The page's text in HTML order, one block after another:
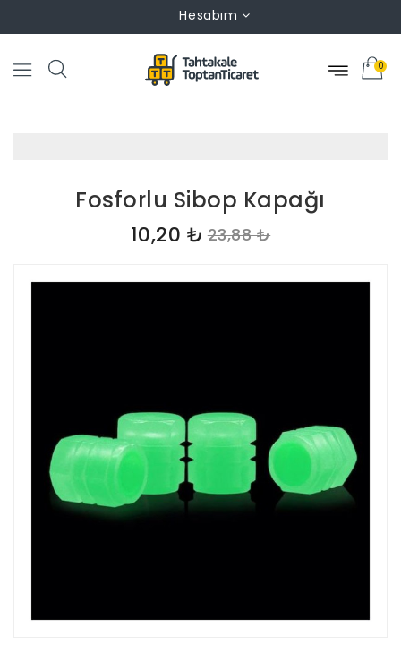
Hesabım
0
Fosforlu Sibop Kapağı
10,20 ₺ 23,88 ₺